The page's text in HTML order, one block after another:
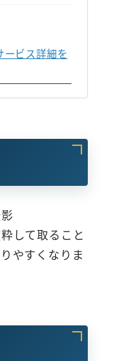
ビス詳細を
して取ること
やすくなりま